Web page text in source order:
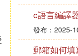
c語言編譯
發布：2025-
郵箱如何